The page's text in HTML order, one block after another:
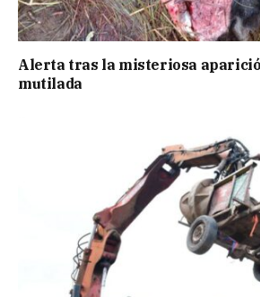
Alerta tras la misteriosa
mutilada